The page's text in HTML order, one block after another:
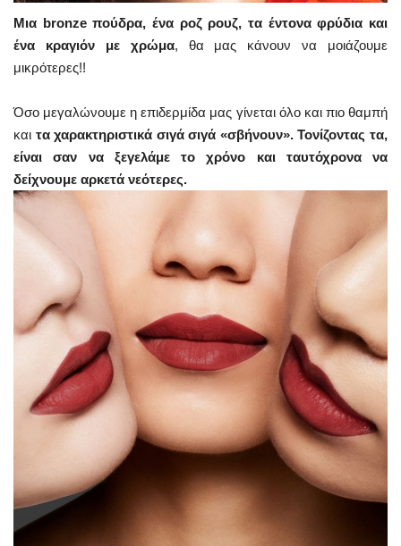
Μια bronze πούδρα, ένα ροζ ρουζ, τα έντονα φρύδια και
ένα κραγιόν με χρώμα, θα μας κάνουν να μοιάζουμε
μικρότερες!!
Όσο μεγαλώνουμε η επιδερμίδα μας γίνεται όλο και πιο θαμπή
και τα χαρακτηριστικά σιγά σιγά «σβήνουν». Τονίζοντας τα,
είναι σαν να ξεγελάμε το χρόνο και ταυτόχρονα να
δείχνουμε αρκετά νεότερες.